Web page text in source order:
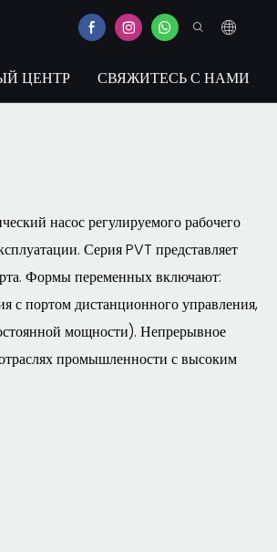
ЦЕНТР СВЯЖИТЕСЬ С НАМИ
насос регулируемого рабочего
Серия PVT представляет
Формы переменных включают:
с портом дистанционного управления,
мощности). Непрерывное
промышленности с высоким